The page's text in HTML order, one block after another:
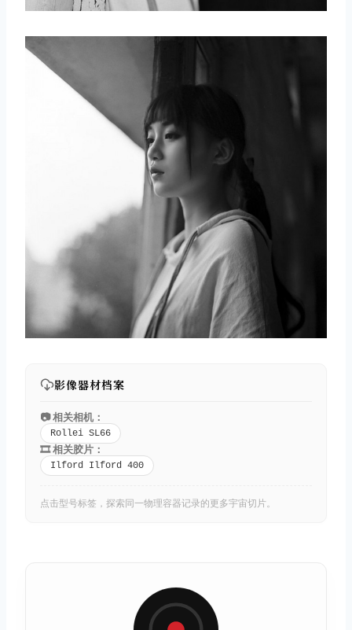
影像器材档案
📷 相关相机：
Rollei SL66
🎞️ 相关胶片：
Ilford Ilford 400
点击型号标签，探索同一物理容器记录的更多宇宙切片。